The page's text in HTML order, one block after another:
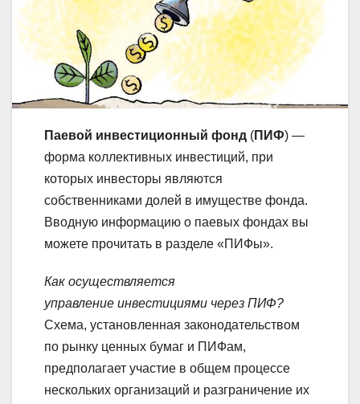
Паевой инвестиционный фонд (ПИФ) —
форма коллективных инвестиций, при
которых инвесторы являются
собственниками долей в имуществе фонда.
Вводную информацию о паевых фондах вы
можете прочитать в разделе «ПИФы».
Как осуществляется
управление инвестициями через ПИФ?
Схема, установленная законодательством
по рынку ценных бумаг и ПИФам,
предполагает участие в общем процессе
нескольких организаций и разграничение их